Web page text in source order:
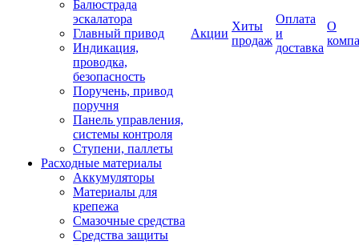
Балюстрада
эскалатора
Главный привод
Индикация,
проводка,
безопасность
Поручень, привод
поручня
Панель управления,
системы контроля
Ступени, паллеты
Расходные материалы
Аккумуляторы
Материалы для
крепежа
Смазочные средства
Средства защиты
Акции
Хиты
продаж
Оплата
и
доставка
О